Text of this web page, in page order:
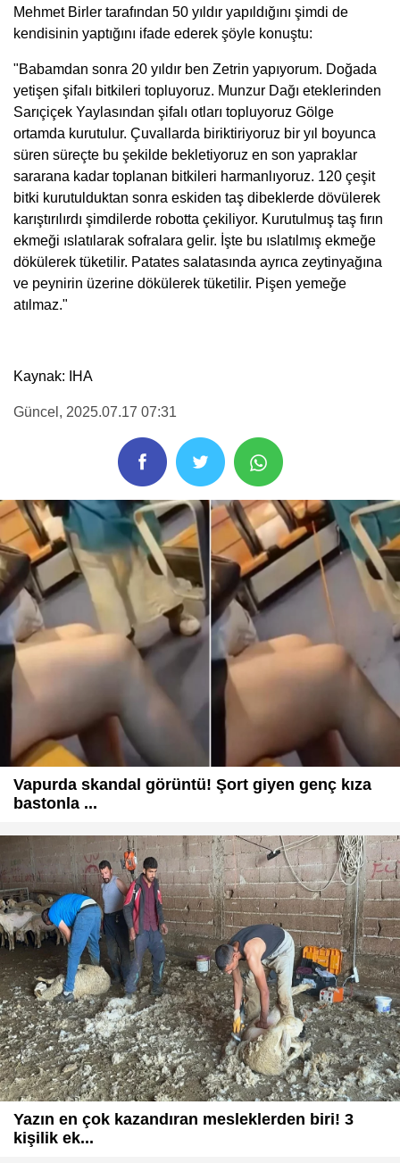
Mehmet Birler tarafından 50 yıldır yapıldığını şimdi de
kendisinin yaptığını ifade ederek şöyle konuştu:
"Babamdan sonra 20 yıldır ben Zetrin yapıyorum. Doğada
yetişen şifalı bitkileri topluyoruz. Munzur Dağı eteklerinden
Sarıçiçek Yaylasından şifalı otları topluyoruz Gölge
ortamda kurutulur. Çuvallarda biriktiriyoruz bir yıl boyunca
süren süreçte bu şekilde bekletiyoruz en son yapraklar
sararana kadar toplanan bitkileri harmanlıyoruz. 120 çeşit
bitki kurutulduktan sonra eskiden taş dibeklerde dövülerek
karıştırılırdı şimdilerde robotta çekiliyor. Kurutulmuş taş fırın
ekmeği ıslatılarak sofralara gelir. İşte bu ıslatılmış ekmeğe
dökülerek tüketilir. Patates salatasında ayrıca zeytinyağına
ve peynirin üzerine dökülerek tüketilir. Pişen yemeğe
atılmaz."
Kaynak: IHA
Güncel , 2025.07.17 07:31
Vapurda skandal görüntü! Şort giyen genç kıza
bastonla ...
Yazın en çok kazandıran mesleklerden biri! 3
kişilik ek...